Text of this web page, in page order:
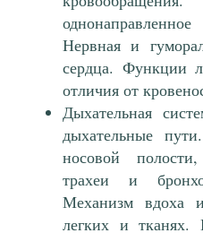
Нервная и
сердца. Функции
отличия от
Дыхательная
дыхательные
носовой
трахеи и
Механизм вдоха
легких и тканях.